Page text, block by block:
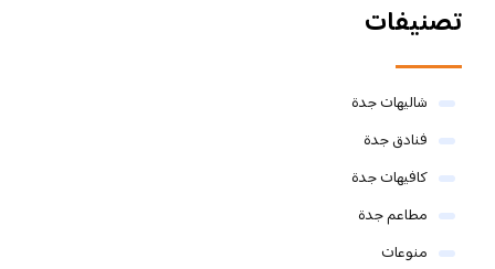
تصنيفات
شاليهات جدة
فنادق جدة
كافيهات جدة
مطاعم جدة
منوعات